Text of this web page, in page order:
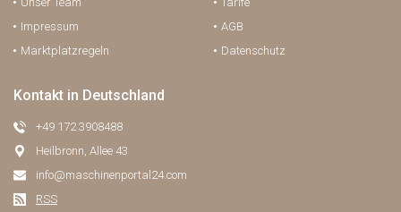
Impressum
Marktplatzregeln
AGB
Datenschutz
Kontakt in Deutschland
+49 172 3908488
Heilbronn, Allee 43
info@maschinenportal24.сom
RSS